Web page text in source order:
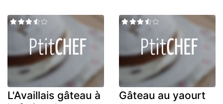
L'Availlais gâteau à
Gâteau au yaourt